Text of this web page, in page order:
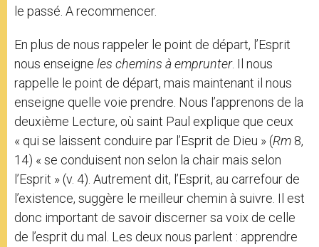
le passé. A recommencer.
En plus de nous rappeler le point de départ, l’Esprit
nous enseigne les chemins à emprunter. Il nous
rappelle le point de départ, mais maintenant il nous
enseigne quelle voie prendre. Nous l’apprenons de la
deuxième Lecture, où saint Paul explique que ceux
« qui se laissent conduire par l’Esprit de Dieu » (Rm 8,
14) « se conduisent non selon la chair mais selon
l’Esprit » (v. 4). Autrement dit, l’Esprit, au carrefour de
l’existence, suggère le meilleur chemin à suivre. Il est
donc important de savoir discerner sa voix de celle
de l’esprit du mal. Les deux nous parlent : apprendre